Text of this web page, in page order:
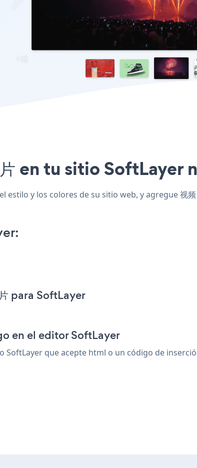
en tu sitio SoftLayer
estilo y los colores de su sitio web, y agregue 视
para SoftLayer
en el editor SoftLayer
que acepte html o un código de